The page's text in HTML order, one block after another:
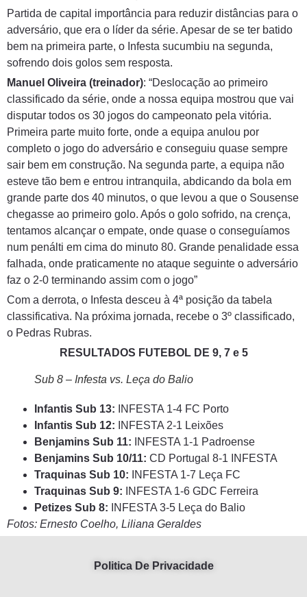
Partida de capital importância para reduzir distâncias para o
adversário, que era o líder da série. Apesar de se ter batido
bem na primeira parte, o Infesta sucumbiu na segunda,
sofrendo dois golos sem resposta.
Manuel Oliveira (treinador): “Deslocação ao primeiro
classificado da série, onde a nossa equipa mostrou que vai
disputar todos os 30 jogos do campeonato pela vitória.
Primeira parte muito forte, onde a equipa anulou por
completo o jogo do adversário e conseguiu quase sempre
sair bem em construção. Na segunda parte, a equipa não
esteve tão bem e entrou intranquila, abdicando da bola em
grande parte dos 40 minutos, o que levou a que o Sousense
chegasse ao primeiro golo. Após o golo sofrido, na crença,
tentamos alcançar o empate, onde quase o conseguíamos
num penálti em cima do minuto 80. Grande penalidade essa
falhada, onde praticamente no ataque seguinte o adversário
faz o 2-0 terminando assim com o jogo”
Com a derrota, o Infesta desceu à 4ª posição da tabela
classificativa. Na próxima jornada, recebe o 3º classificado,
o Pedras Rubras.
RESULTADOS FUTEBOL DE 9, 7 e 5
Sub 8 – Infesta vs. Leça do Balio
Infantis Sub 13:
INFESTA 1-4 FC Porto
Infantis Sub 12: INFESTA 2-1 Leixões
Benjamins Sub 11: INFESTA 1-1 Padroense
Benjamins Sub 10/11: CD Portugal 8-1 INFESTA
Traquinas Sub 10: INFESTA 1-7 Leça FC
Traquinas Sub 9: INFESTA 1-6 GDC Ferreira
Petizes Sub 8: INFESTA 3-5 Leça do Balio
Fotos: Ernesto Coelho, Liliana Geraldes
Politica De Privacidade